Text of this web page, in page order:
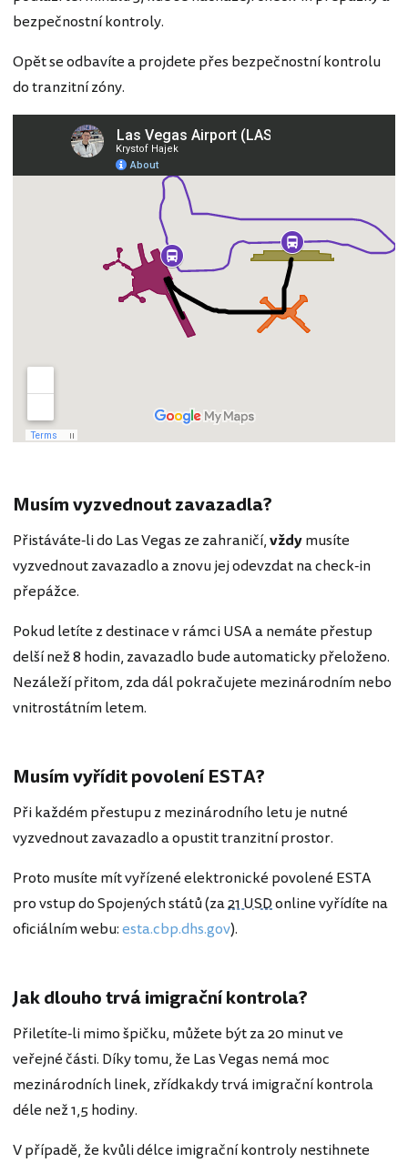
bezpečnostní kontroly.
Opět se odbavíte a projdete přes bezpečnostní kontrolu
do tranzitní zóny.
Musím vyzvednout zavazadla?
Přistáváte-li do Las Vegas ze zahraničí,vždymusíte
vyzvednout zavazadlo a znovu jej odevzdat na check-in
přepážce.
Pokud letíte z destinace v rámci USA a nemáte přestup
delší než 8 hodin, zavazadlo bude automaticky přeloženo.
Nezáleží přitom, zda dál pokračujete mezinárodním nebo
vnitrostátním letem.
Musím vyřídit povolení ESTA?
Při každém přestupu z mezinárodního letu je nutné
vyzvednout zavazadlo a opustit tranzitní prostor.
Proto musíte mít vyřízené elektronické povolené ESTA
pro vstup do Spojených států (za21 USDonline vyřídíte na
oficiálním webu:esta.cbp.dhs.gov).
Jak dlouho trvá imigrační kontrola?
Přiletíte-li mimo špičku, můžete být za 20 minut ve
veřejné části. Díky tomu, že Las Vegas nemá moc
mezinárodních linek, zřídkakdy trvá imigrační kontrola
déle než 1,5 hodiny.
V případě, že kvůli délce imigrační kontroly nestihnete